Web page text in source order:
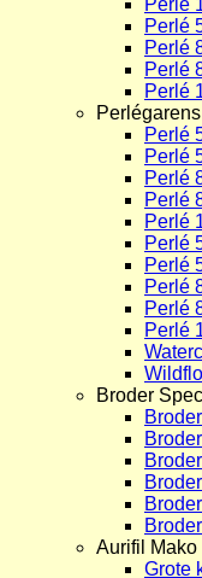
Perlé
Perlé
Perlé
Perlé
Perlé
Perlé
Perlé
Perlé
Perlé
Perlé
Perlé
Perlé
Perlé
Perlé
Perlé
Broder
Aurifil Mako
Grote